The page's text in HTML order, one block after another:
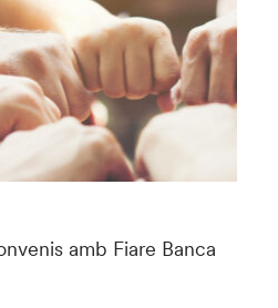
amb Fiare Banca